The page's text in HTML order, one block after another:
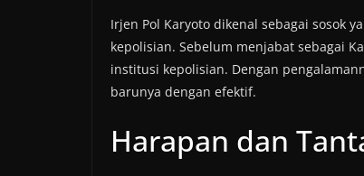
Irjen Pol Karyoto dikenal sebagai sosok
kepolisian. Sebelum menjabat sebagai
institusi kepolisian. Dengan
barunya dengan efektif.
Harapan dan